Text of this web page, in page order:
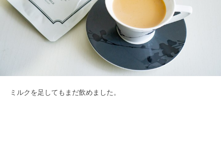
ミルクを足してもまだ飲めました。